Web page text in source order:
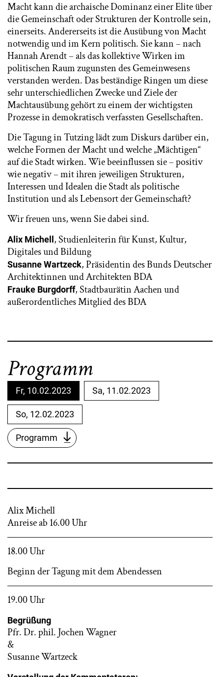
Macht kann die archaische Dominanz einer Elite über
die Gemeinschaft oder Strukturen der Kontrolle sein,
einerseits. Andererseits ist die Ausübung von Macht
notwendig und im Kern politisch. Sie kann – nach
Hannah Arendt – als das kollektive Wirken im
politischen Raum zugunsten des Gemeinwesens
verstanden werden. Das beständige Ringen um diese
sehr unterschiedlichen Zwecke und Ziele der
Machtausübung gehört zu einem der wichtigsten
Prozesse in demokratisch verfassten Gesellschaften.
Die Tagung in Tutzing lädt zum Diskurs darüber ein,
welche Formen der Macht und welche „Mächtigen“
auf die Stadt wirken. Wie beeinflussen sie – positiv
wie negativ – mit ihren jeweiligen Strukturen,
Interessen und Idealen die Stadt als politische
Institution und als Lebensort der Gemeinschaft?
Wir freuen uns, wenn Sie dabei sind.
Alix Michell , Studienleiterin für Kunst, Kultur,
Digitales und Bildung
Susanne Wartzeck, Präsidentin des Bunds Deutscher
Architektinnen und Architekten BDA
Frauke Burgdorff, Stadtbaurätin Aachen und
außerordentliches Mitglied des BDA
Programm
Fr, 10.02.2023 Sa, 11.02.2023
So, 12.02.2023
Programm
Alix Michell
Anreise ab 16.00 Uhr
18.00 Uhr
Beginn der Tagung mit dem Abendessen
19.00 Uhr
Begrüßung
Pfr. Dr. phil. Jochen Wagner
&
Susanne Wartzeck